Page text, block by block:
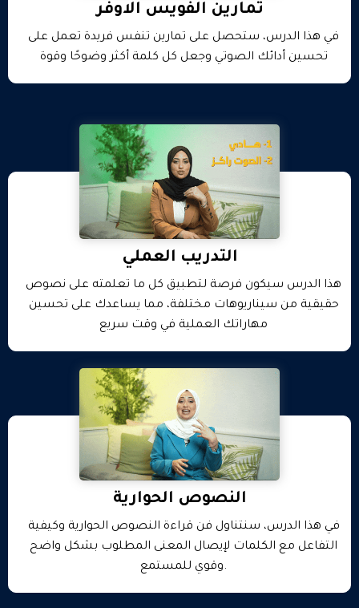
تمارين الفويس الاوفر
في هذا الدرس، ستحصل على تمارين تنفس فريدة تعمل على
تحسين أدائك الصوتي وجعل كل كلمة أكثر وضوحًا وقوة
التدريب العملي
هذا الدرس سيكون فرصة لتطبيق كل ما تعلمته على نصوص
حقيقية من سيناريوهات مختلفة، مما يساعدك على تحسين
مهاراتك العملية في وقت سريع
النصوص الحوارية
في هذا الدرس، سنتناول فن قراءة النصوص الحوارية وكيفية
التفاعل مع الكلمات لإيصال المعنى المطلوب بشكل واضح
وقوي للمستمع.